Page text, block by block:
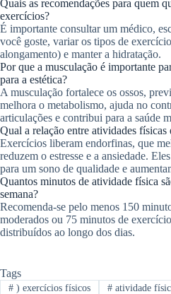
Quais as recomendações para quem
exercícios?
É importante consultar um médico,
você goste, variar os tipos de
alongamento) e manter a hidratação.
Por que a musculação é importante
para a estética?
A musculação fortalece os ossos,
melhora o metabolismo, ajuda no
articulações e contribui para a saúde
Qual a relação entre atividades físicas
Exercícios liberam endorfinas, que
reduzem o estresse e a ansiedade.
para um sono de qualidade e
Quantos minutos de atividade física
semana?
Recomenda-se pelo menos 150
moderados ou 75 minutos de
distribuídos ao longo dos dias.
Tags
#) exercícios físicos #atividade